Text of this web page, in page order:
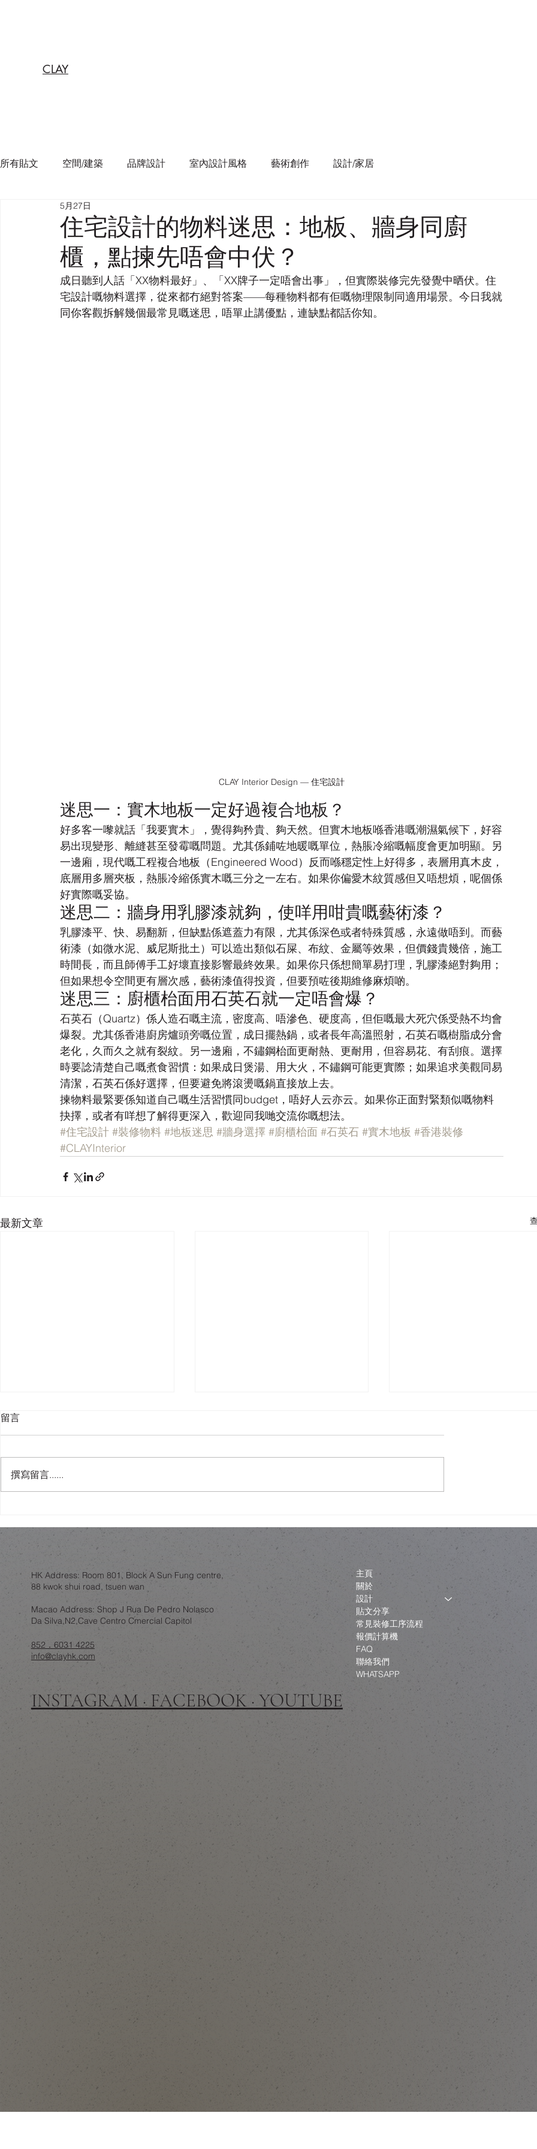
CLAY
所有貼文 空間/建築 品牌設計 室內設計風格 藝術創作 設計/家居
住宅設計的物料迷思：地板、牆身同廚
櫃，點揀先唔會中伏？
5月27日
成日聽到人話「XX物料最好」、「XX牌子一定唔會出事」，但實際裝修完先發覺中晒伏。住
宅設計嘅物料選擇，從來都冇絕對答案——每種物料都有佢嘅物理限制同適用場景。今日我就
同你客觀拆解幾個最常見嘅迷思，唔單止講優點，連缺點都話你知。
CLAY Interior Design — 住宅設計
迷思一：實木地板一定好過複合地板？
好多客一嚟就話「我要實木」，覺得夠矜貴、夠天然。但實木地板喺香港嘅潮濕氣候下，好容
易出現變形、離縫甚至發霉嘅問題。尤其係鋪咗地暖嘅單位，熱脹冷縮嘅幅度會更加明顯。另
一邊廂，現代嘅工程複合地板（Engineered Wood）反而喺穩定性上好得多，表層用真木皮，
底層用多層夾板，熱脹冷縮係實木嘅三分之一左右。如果你偏愛木紋質感但又唔想煩，呢個係
好實際嘅妥協。
迷思二：牆身用乳膠漆就夠，使咩用咁貴嘅藝術漆？
乳膠漆平、快、易翻新，但缺點係遮蓋力有限，尤其係深色或者特殊質感，永遠做唔到。而藝
術漆（如微水泥、威尼斯批土）可以造出類似石屎、布紋、金屬等效果，但價錢貴幾倍，施工
時間長，而且師傅手工好壞直接影響最終效果。如果你只係想簡單易打理，乳膠漆絕對夠用；
但如果想令空間更有層次感，藝術漆值得投資，但要預咗後期維修麻煩啲。
迷思三：廚櫃枱面用石英石就一定唔會爆？
石英石（Quartz）係人造石嘅主流，密度高、唔滲色、硬度高，但佢嘅最大死穴係受熱不均會
爆裂。尤其係香港廚房爐頭旁嘅位置，成日擺熱鍋，或者長年高溫照射，石英石嘅樹脂成分會
老化，久而久之就有裂紋。另一邊廂，不鏽鋼枱面更耐熱、更耐用，但容易花、有刮痕。選擇
時要諗清楚自己嘅煮食習慣：如果成日煲湯、用大火，不鏽鋼可能更實際；如果追求美觀同易
清潔，石英石係好選擇，但要避免將滾燙嘅鍋直接放上去。
揀物料最緊要係知道自己嘅生活習慣同budget，唔好人云亦云。如果你正面對緊類似嘅物料
抉擇，或者有咩想了解得更深入，歡迎同我哋交流你嘅想法。
#住宅設計 #裝修物料 #地板迷思 #牆身選擇 #廚櫃枱面 #石英石 #實木地板 #香港裝修
#CLAYInterior
最新文章
社區中心，睇香港家居物料選
可以有「可開合屋頂」嘅智
錯視設計作為一層誘餌
留言
撰寫留言......
HK Address: Room 801, Block A Sun Fung centre,
88 kwok shui road, tsuen wan
Macao Address: Shop J Rua De Pedro Nolasco
Da Silva,N2,Cave Centro Cmercial Capitol
852．6031 4225
info@clayhk.com
INSTAGRAM · FACEBOOK · YOUTUBE
主頁
關於
設計
貼文分享
常見裝修工序流程
報價計算機
FAQ
聯絡我們
WHATSAPP